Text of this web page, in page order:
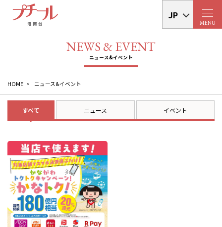
MENU
JP
HOME ニュース&イベント
すべて ニュース イベント